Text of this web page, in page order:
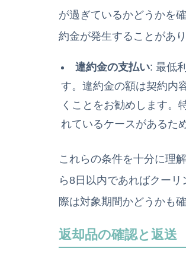
が過ぎているかどうかを
約金が発生することがあ
違約金の支払い: 最低
す。違約金の額は契約内
くことをお勧めします。
れているケースがあるた
これらの条件を十分に理
ら8日以内であればクー
際は対象期間かどうかも
返却品の確認と返送